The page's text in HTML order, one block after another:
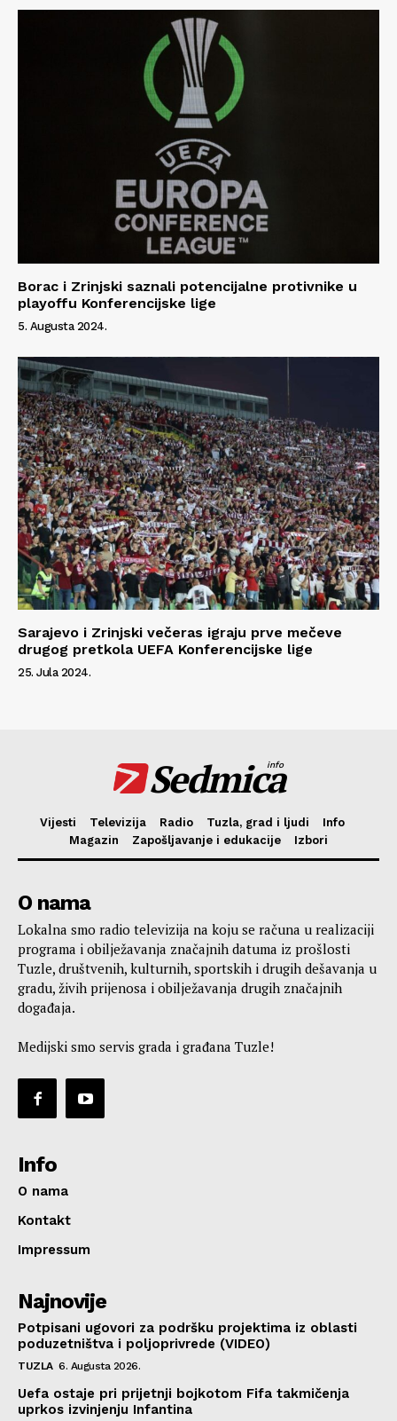
Borac i Zrinjski saznali potencijalne protivnike u
playoffu Konferencijske lige
5. Augusta 2024.
Sarajevo i Zrinjski večeras igraju prve mečeve
drugog pretkola UEFA Konferencijske lige
25. Jula 2024.
Sedmica
info
Vijesti Televizija Radio Tuzla, grad i ljudi
Info
Magazin
Zapošljavanje i edukacije Izbori
O nama
Lokalna smo radio televizija na koju se računa u realizaciji
programa i obilježavanja značajnih datuma iz prošlosti
Tuzle, društvenih, kulturnih, sportskih i drugih dešavanja u
gradu, živih prijenosa i obilježavanja drugih značajnih
događaja.
Medijski smo servis grada i građana Tuzle!
Info
O nama
Kontakt
Impressum
Najnovije
Potpisani ugovori za podršku projektima iz oblasti
poduzetništva i poljoprivrede (VIDEO)
TUZLA 6. Augusta 2026.
Uefa ostaje pri prijetnji bojkotom Fifa takmičenja
uprkos izvinjenju Infantina